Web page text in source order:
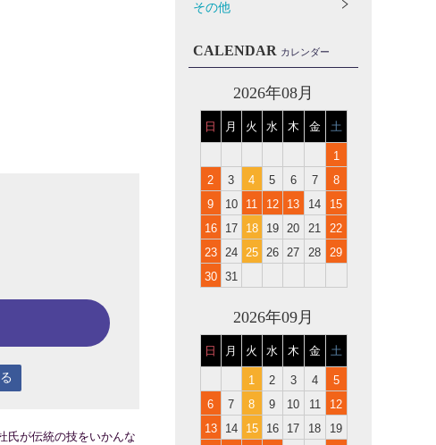
氏が伝統の技をいかんな
その他
CALENDAR カレンダー
2026年08月
日 月 火 水 木 金 土
1
2
3 4 5 6 7
8
9
10 11 12 13 14
15
16
17 18 19 20 21
22
23
24 25 26 27 28
29
30
31
2026年09月
日 月 火 水 木 金 土
1 2 3 4
5
6
7 8 9 10 11
12
13
14 15 16 17 18
19